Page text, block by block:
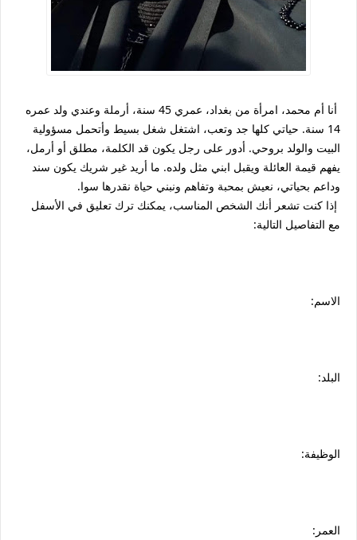
أنا أم محمد، امرأة من بغداد، عمري 45 سنة، أرملة وعندي ولد عمره
14 سنة. حياتي كلها جد وتعب، اشتغل شغل بسيط وأتحمل مسؤولية
البيت والولد بروحي. أدور على رجل يكون قد الكلمة، مطلق أو أرمل،
يفهم قيمة العائلة ويقبل ابني مثل ولده. ما أريد غير شريك يكون سند
وداعم بحياتي، نعيش بمحبة وتفاهم ونبني حياة نقدرها سوا.
إذا كنت تشعر أنك الشخص المناسب، يمكنك ترك تعليق في الأسفل
مع التفاصيل التالية:
الاسم:
البلد:
الوظيفة:
العمر: